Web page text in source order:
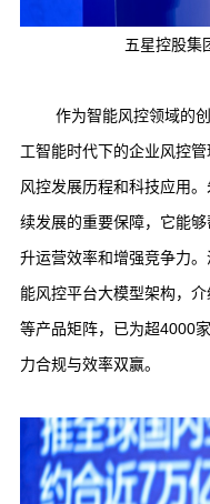
五星控股集
作为智能风控领域的
工智能时代下的企业风控
风控发展历程和科技应用
续发展的重要保障，它能
升运营效率和增强竞争力
能风控平台大模型架构，
等产品矩阵，已为超4000
力合规与效率双赢。